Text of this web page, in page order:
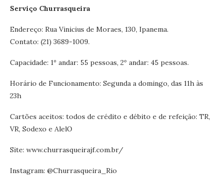
Serviço Churrasqueira
Endereço: Rua Vinicius de Moraes, 130, Ipanema.
Contato: (21) 3689-1009.
Capacidade: 1º andar: 55 pessoas, 2º andar: 45 pessoas.
Horário de Funcionamento: Segunda a domingo, das 11h às
23h
Cartões aceitos: todos de crédito e débito e de refeição: TR,
VR, Sodexo e AlelO
Site: www.churrasqueirajf.com.br/
Instagram: @Churrasqueira_Rio